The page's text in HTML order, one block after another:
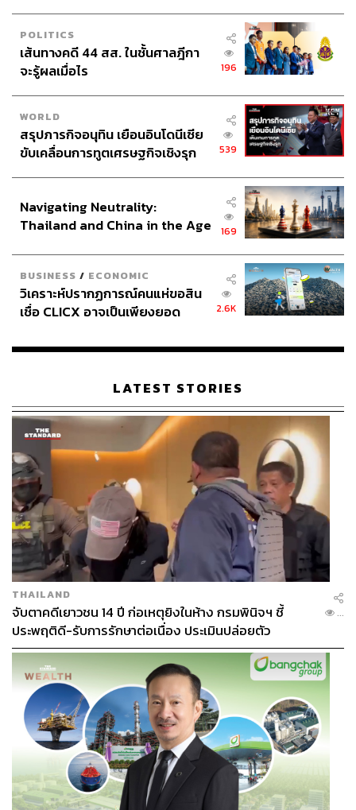
POLITICS
เส้นทางคดี 44 สส. ในชั้นศาลฎีกา
จะรู้ผลเมื่อไร
196
WORLD
สรุปภารกิจอนุทิน เยือนอินโดนีเซีย
ขับเคลื่อนการทูตเศรษฐกิจเชิงรุก
539
Navigating Neutrality:
Thailand and China in the Age
169
BUSINESS / ECONOMIC
วิเคราะห์ปรากฏการณ์คนแห่ขอสิน
เชื่อ CLICX อาจเป็นเพียงยอด
เรือนไทยที่ถูกซุกไว้
2.6K
LATEST STORIES
THAILAND
จับตาคดีเยาวชน 14 ปี ก่อเหตุยิงในห้าง กรมพินิจฯ ชี้
ประพฤติดี-รับการรักษาต่อเนื่อง ประเมินปล่อยตัว
...